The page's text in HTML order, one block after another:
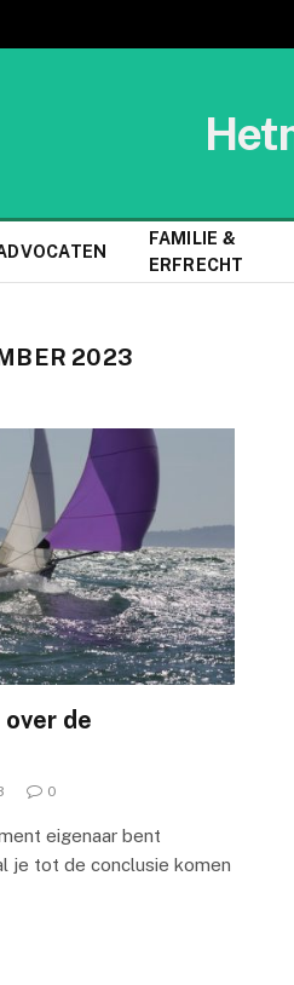
FAMILIE &
ERFRECHT
2023
de
0
eigenaar bent
je tot de conclusie komen